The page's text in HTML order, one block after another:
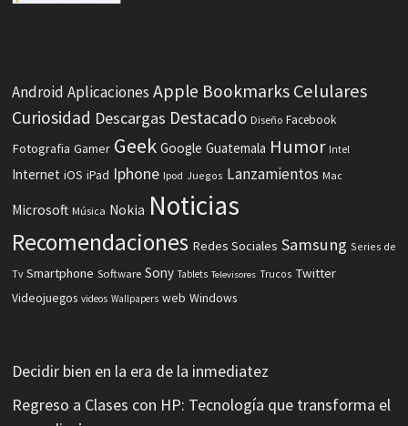
Android Aplicaciones Apple Bookmarks Celulares
Curiosidad Descargas Destacado Diseño Facebook
Fotografia Gamer Geek Google Guatemala Humor Intel
Internet iOS iPad Iphone Ipod Juegos Lanzamientos Mac
Microsoft Música Nokia Noticias
Recomendaciones Redes Sociales Samsung Series de
Tv Smartphone Software Sony Tablets Televisores Trucos Twitter
Videojuegos videos Wallpapers web Windows
Decidir bien en la era de la inmediatez
Regreso a Clases con HP: Tecnología que transforma el